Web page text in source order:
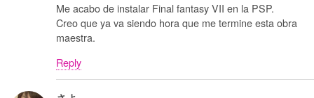
Me acabo de instalar Final fantasy VII en la PSP.
Creo que ya va siendo hora que me termine esta obra
maestra.
Reply